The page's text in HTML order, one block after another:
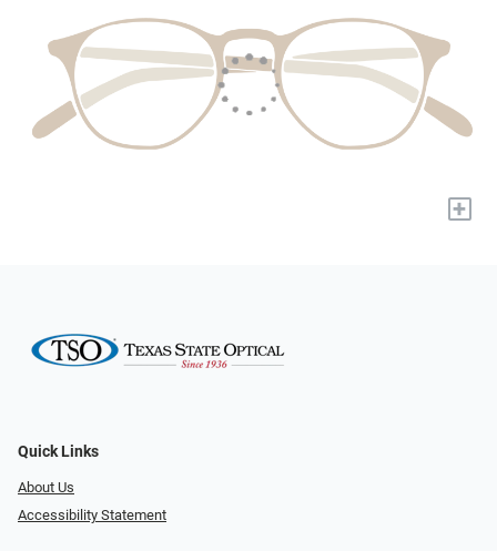
+
Quick Links
About Us
Accessibility Statement